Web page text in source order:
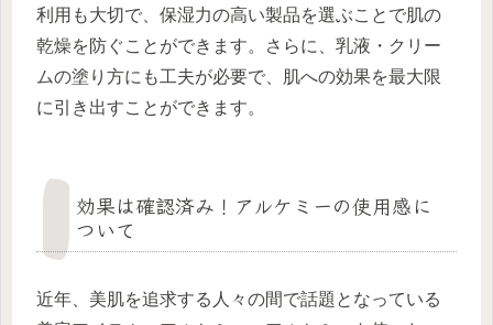
利用も大切で、保湿力の高い製品を選ぶことで肌の
乾燥を防ぐことができます。さらに、乳液・クリー
ムの塗り方にも工夫が必要で、肌への効果を最大限
に引き出すことができます。
効果は確認済み！アルケミーの使用感に
ついて
近年、美肌を追求する人々の間で話題となっている